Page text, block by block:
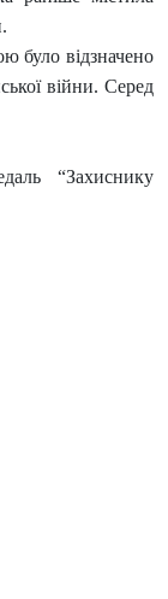
було відзначено
війни. Серед
“Захиснику